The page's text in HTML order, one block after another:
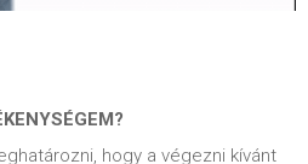
hogy a végezni kívánt